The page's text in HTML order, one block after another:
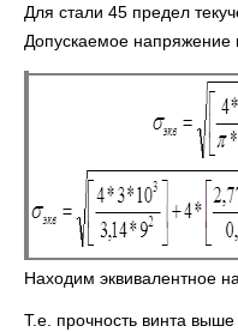
Для стали 45 предел
Допускаемое напряжение
Находим эквивалентное
Т.е. прочность винта